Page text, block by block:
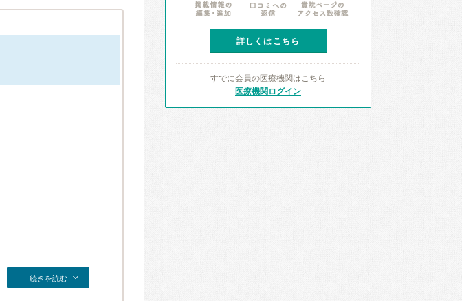
続きを読む
詳しくはこちら
すでに会員の医療機関はこちら
医療機関ログイン